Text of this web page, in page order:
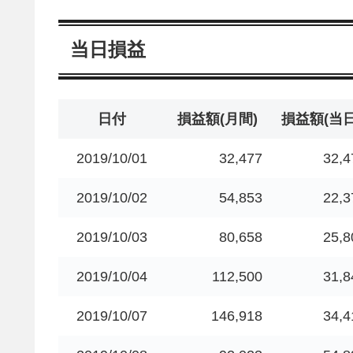
当日損益
日付 損益額(月間) 損益額(当
2019/10/01 32,477
2019/10/02 54,853
2019/10/03 80,658
2019/10/04 112,500
2019/10/07 146,918